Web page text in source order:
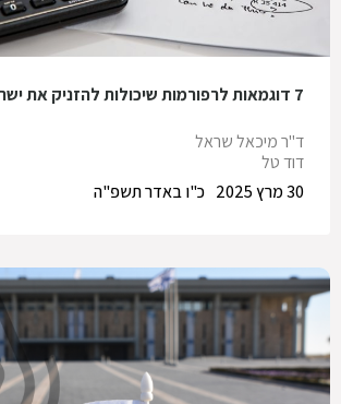
7 דוגמאות לרפורמות שיכולות להזניק את ישראל קדימה
ד"ר מיכאל שראל
דוד טל
כ"ו באדר תשפ"ה
30 מרץ 2025